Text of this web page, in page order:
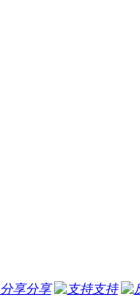
分享 支持